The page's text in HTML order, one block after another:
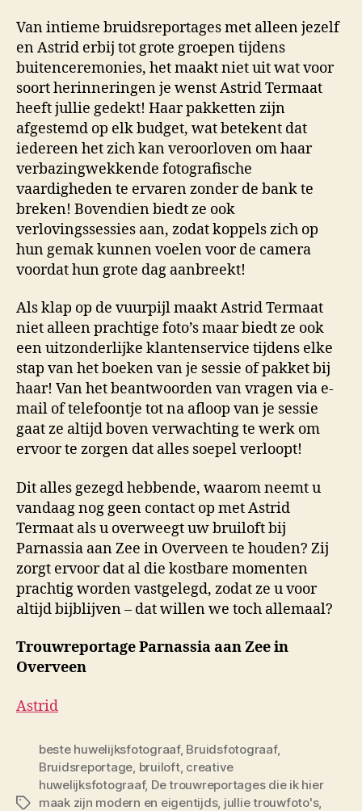
Van intieme bruidsreportages met alleen jezelf
en Astrid erbij tot grote groepen tijdens
buitenceremonies, het maakt niet uit wat voor
soort herinneringen je wenst Astrid Termaat
heeft jullie gedekt! Haar pakketten zijn
afgestemd op elk budget, wat betekent dat
iedereen het zich kan veroorloven om haar
verbazingwekkende fotografische
vaardigheden te ervaren zonder de bank te
breken! Bovendien biedt ze ook
verlovingssessies aan, zodat koppels zich op
hun gemak kunnen voelen voor de camera
voordat hun grote dag aanbreekt!
Als klap op de vuurpijl maakt Astrid Termaat
niet alleen prachtige foto’s maar biedt ze ook
een uitzonderlijke klantenservice tijdens elke
stap van het boeken van je sessie of pakket bij
haar! Van het beantwoorden van vragen via e-
mail of telefoontje tot na afloop van je sessie
gaat ze altijd boven verwachting te werk om
ervoor te zorgen dat alles soepel verloopt!
Dit alles gezegd hebbende, waarom neemt u
vandaag nog geen contact op met Astrid
Termaat als u overweegt uw bruiloft bij
Parnassia aan Zee in Overveen te houden? Zij
zorgt ervoor dat al die kostbare momenten
prachtig worden vastgelegd, zodat ze u voor
altijd bijblijven – dat willen we toch allemaal?
Trouwreportage Parnassia aan Zee in
Overveen
Astrid
Tags
beste huwelijksfotograaf, Bruidsfotograaf,
Bruidsreportage, bruiloft, creative
huwelijksfotograaf, De trouwreportages die ik hier
maak zijn modern en eigentijds, jullie trouwfoto's,